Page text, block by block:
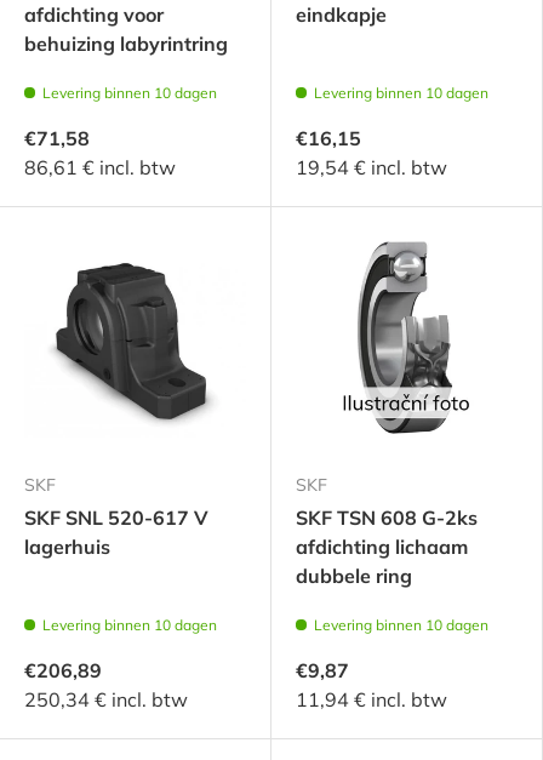
afdichting voor
behuizing labyrintring
Levering binnen 10 dagen
€71,58
86,61 € incl. btw
eindkapje
Levering binnen 10 dagen
€16,15
19,54 € incl. btw
SKF
SKF SNL 520-617 V
lagerhuis
Levering binnen 10 dagen
€206,89
250,34 € incl. btw
SKF
SKF TSN 608 G-2ks
afdichting lichaam
dubbele ring
Levering binnen 10 dagen
€9,87
11,94 € incl. btw